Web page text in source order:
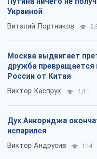
Украиной
Виталий Портников
Москва выдвигает
дружба превращается
России от Китая
Виктор Каспрук 4,8 т.
Дух Анкориджа
испарился
Виктор Андрусив 114